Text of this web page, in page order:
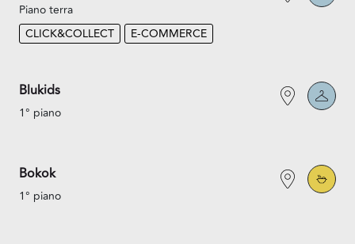
Piano terra
CLICK&COLLECT
E-COMMERCE
Blukids
1° piano
Bokok
1° piano